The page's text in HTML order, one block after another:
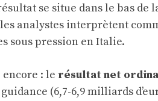
se situe dans le bas de
analystes interprètent
sous pression en Italie.
: le résultat net
(6,7-6,9 milliards